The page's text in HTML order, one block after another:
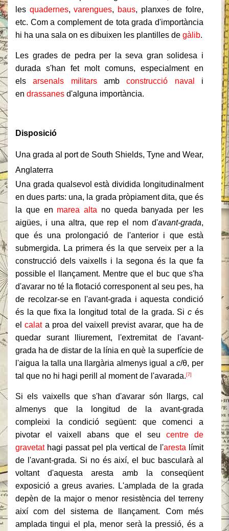
les quadernes,varengues, baus, planxes de folre,
etc. Com a complement de tota grada d'importància
hi ha una sala on es dibuixen les plantilles de gàlib.
Les grades de pedra per la seva gran solidesa i
durada s'han fet molt comuns, especialment en
elsarsenals militarsambconstrucció naval
i
en drassanes d'alguna importància.
Disposició
Una grada al port de South Shields, Tyne and Wear,
Anglaterra
Una grada qualsevol està dividida longitudinalment
en dues parts: una, la grada pròpiament dita, que és
la que en marea alta no queda banyada per les
aigües, i una altra, que rep el nom d'avant-grada,
que és una prolongació de l'anterior i que està
submergida. La primera és la que serveix per a la
construcció dels vaixells i la segona és la que fa
possible el llançament. Mentre que el buc que s'ha
d'avarar no té la flotació corresponent al seu pes, ha
de recolzar-se en l'avant-grada i aquesta condició
és la que fixa la longitud total de la grada. Sic és
elcalata proa del vaixell previst avarar, que ha de
quedar surant lliurement, l'extremitat de l'avant-
grada ha de distar de la línia en què la superfície de
l'aigua la talla una llargària almenys igual ac/θ, per
tal que no hi hagi perill al moment de l'avarada. [7]
Si els vaixells que s'han d'avarar són llargs, cal
almenys que la longitud de la avant-grada
compleixi la condició següent: que comenci a
pivotar el vaixell abans que el seu centre de
gravetathagi passat pel pla vertical de l'aresta límit
de l'avant-grada. Si no és així, el buc bascularà al
voltant d'aquesta aresta amb la conseqüent
exposició a greus avaries. L'amplada de la grada
depèn de la major o menor resistència del terreny
així com del sistema de llançament. Com més
amplada tingui el pla, menor serà la pressió, és a